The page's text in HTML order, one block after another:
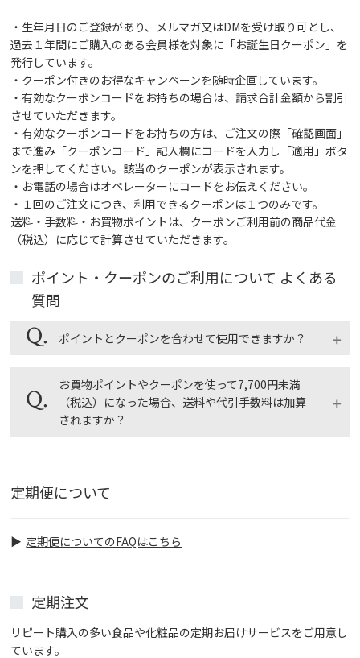
・生年月日のご登録があり、メルマガ又はDMを受け取り可とし、
過去１年間にご購入のある会員様を対象に「お誕生日クーポン」を
発行しています。
・クーポン付きのお得なキャンペーンを随時企画しています。
・有効なクーポンコードをお持ちの場合は、請求合計金額から割引
させていただきます。
・有効なクーポンコードをお持ちの方は、ご注文の際「確認画面」
まで進み「クーポンコード」記入欄にコードを入力し「適用」ボタ
ンを押してください。該当のクーポンが表示されます。
・お電話の場合はオペレーターにコードをお伝えください。
・１回のご注文につき、利用できるクーポンは１つのみです。
送料・手数料・お買物ポイントは、クーポンご利用前の商品代金
（税込）に応じて計算させていただきます。
ポイント・クーポンのご利用について よくある
質問
ポイントとクーポンを合わせて使用できますか？
ポイントとクーポンは同時に使用できます。クーポン
を複数お持ちの場合は、１回のご注文につき１つのク
ーポンのみご利用いただけます。
お買物ポイントやクーポンを使って7,700円未満
（税込）になった場合、送料や代引手数料は加算
されますか？
商品代金の合計が税込み7,700円以上、または送料無
ポンの割引を利用しても送料・代引手数料が加算され
について
定期便について
定期便についてのFAQはこちら
定期注文
リピート購入の多い食品や化粧品の定期お届けサービスをご用意し
ています。